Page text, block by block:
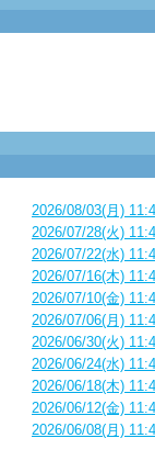
2026/08/03(月)
2026/07/28(火)
2026/07/22(水)
2026/07/16(木)
2026/07/10(金)
2026/07/06(月)
2026/06/30(火)
2026/06/24(水)
2026/06/18(木)
2026/06/12(金)
2026/06/08(月)